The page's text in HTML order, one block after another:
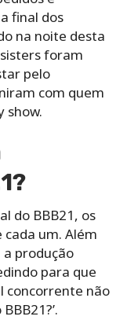
final dos
na noite desta
foram
pelo
com quem
show.
do BBB21, os
um. Além
produção
para que
concorrente não